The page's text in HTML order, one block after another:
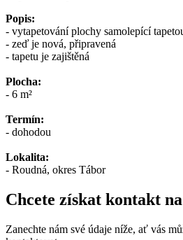
Popis:
- vytapetování plochy samolepící
- zeď je nová, připravená
- tapetu je zajištěná
Plocha:
- 6 m²
Termín:
- dohodou
Lokalita:
- Roudná, okres Tábor
Chcete získat kontakt
Zanechte nám své údaje níže, ať vás